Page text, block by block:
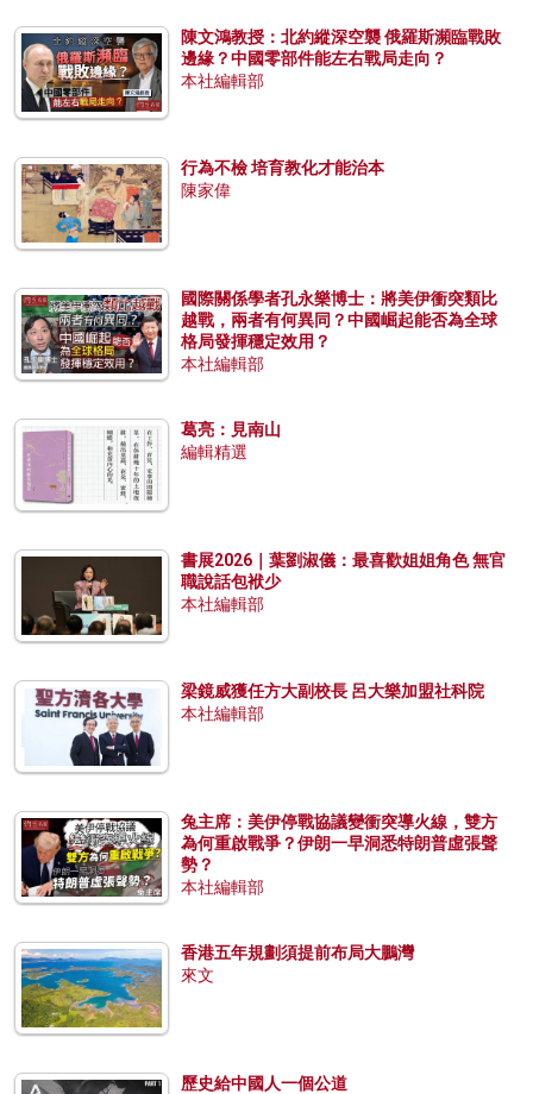
陳文鴻教授：北約縱深空襲 俄羅斯瀕臨戰敗
邊緣？中國零部件能左右戰局走向？
本社編輯部
行為不檢 培育教化才能治本
陳家偉
國際關係學者孔永樂博士：將美伊衝突類比
越戰，兩者有何異同？中國崛起能否為全球
格局發揮穩定效用？
本社編輯部
葛亮：見南山
編輯精選
書展2026｜葉劉淑儀：最喜歡姐姐角色 無官
職說話包袱少
本社編輯部
梁鏡威獲任方大副校長 呂大樂加盟社科院
本社編輯部
兔主席：美伊停戰協議變衝突導火線，雙方
為何重啟戰爭？伊朗一早洞悉特朗普虛張聲
勢？
本社編輯部
香港五年規劃須提前布局大鵬灣
來文
歷史給中國人一個公道